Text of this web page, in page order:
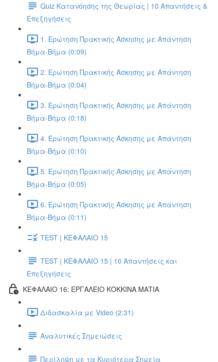
Quiz Κατανόησης της Θεωρίας | 10 Απαντήσεις &
Επεξηγήσεις
1. Ερώτηση Πρακτικής Άσκησης με Απάντηση
Βήμα-Βήμα (0:09)
2. Ερώτηση Πρακτικής Άσκησης με Απάντηση
Βήμα-Βήμα (0:04)
3. Ερώτηση Πρακτικής Άσκησης με Απάντηση
Βήμα-Βήμα (0:18)
4. Ερώτηση Πρακτικής Άσκησης με Απάντηση
Βήμα-Βήμα (0:10)
5. Ερώτηση Πρακτικής Άσκησης με Απάντηση
Βήμα-Βήμα (0:05)
6. Ερώτηση Πρακτικής Άσκησης με Απάντηση
Βήμα-Βήμα (0:11)
TEST | ΚΕΦΑΛΑΙΟ 15
TEST | ΚΕΦΑΛΑΙΟ 15 | 10 Απαντήσεις και
Επεξηγήσεις
ΚΕΦΑΛΑΙΟ 16: ΕΡΓΑΛΕΙΟ ΚΟΚΚΙΝΑ ΜΑΤΙΑ
Διδασκαλία με Video (2:31)
Αναλυτικές Σημειώσεις
Περίληψη με τα Κυριότερα Σημεία